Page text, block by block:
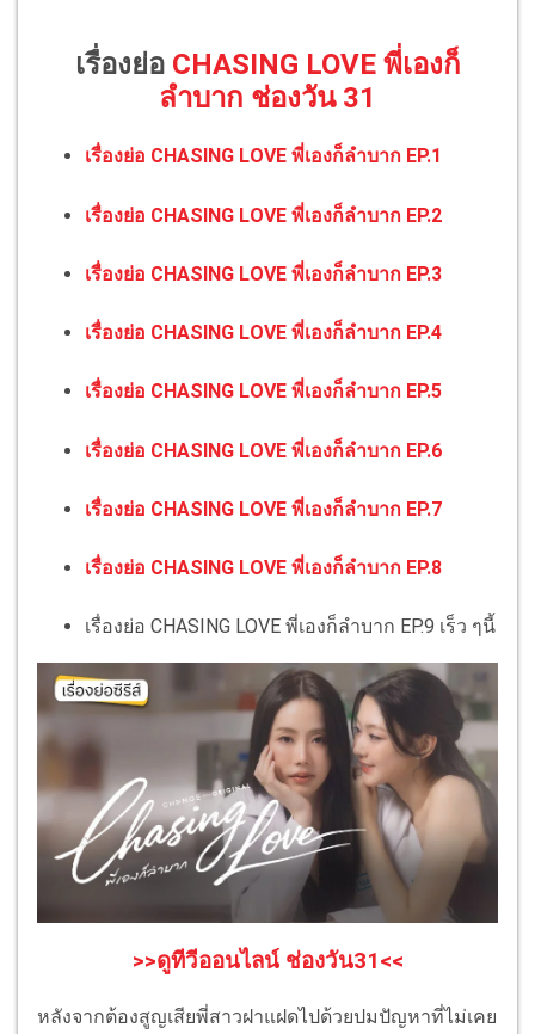
เรื่องย่อ CHASING LOVE พี่เองก็
ลำบาก ช่องวัน 31
เรื่องย่อ CHASING LOVE พี่เองก็ลำบาก EP.1
เรื่องย่อ CHASING LOVE พี่เองก็ลำบาก EP.2
เรื่องย่อ CHASING LOVE พี่เองก็ลำบาก EP.3
เรื่องย่อ CHASING LOVE พี่เองก็ลำบาก EP.4
เรื่องย่อ CHASING LOVE พี่เองก็ลำบาก EP.5
เรื่องย่อ CHASING LOVE พี่เองก็ลำบาก EP.6
เรื่องย่อ CHASING LOVE พี่เองก็ลำบาก EP.7
เรื่องย่อ CHASING LOVE พี่เองก็ลำบาก EP.8
เรื่องย่อ CHASING LOVE พี่เองก็ลำบาก EP.9 เร็ว ๆนี้
>>ดูทีวีออนไลน์ ช่องวัน31<<
หลังจากต้องสูญเสียพี่สาวฝาแฝดไปด้วยปมปัญหาที่ไม่เคย